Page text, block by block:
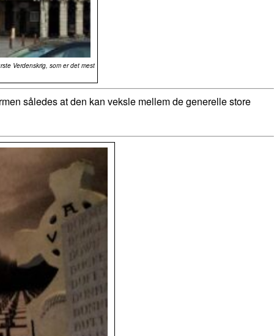
Verdenskrig, som er det mest
således at den kan veksle mellem de generelle store